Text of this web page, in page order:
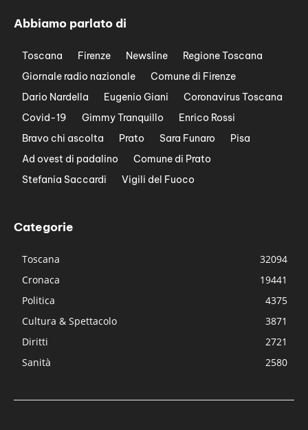
Abbiamo parlato di
Toscana Firenze Newsline
Regione Toscana
Giornale radio nazionale
Comune di Firenze
Dario Nardella
Eugenio Giani
Coronavirus Toscana
Covid-19
Gimmy Tranquillo
Enrico Rossi
Bravo chi ascolta
Prato Sara Funaro
Pisa
Ad ovest di padalino
Comune di Prato
Stefania Saccardi
Vigili del Fuoco
Categorie
Toscana
32094
Cronaca
19441
Politica
4375
Cultura & Spettacolo
3871
Diritti
2721
Sanità
2580